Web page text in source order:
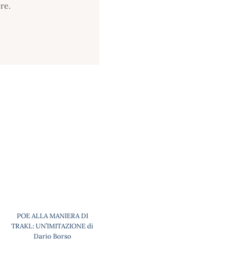
POE ALLA MANIERA DI
TRAKL: UN’IMITAZIONE di
Dario Borso